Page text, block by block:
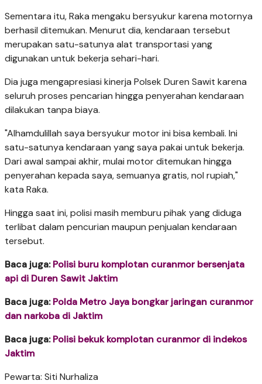
Sementara itu, Raka mengaku bersyukur karena motornya
berhasil ditemukan. Menurut dia, kendaraan tersebut
merupakan satu-satunya alat transportasi yang
digunakan untuk bekerja sehari-hari.
Dia juga mengapresiasi kinerja Polsek Duren Sawit karena
seluruh proses pencarian hingga penyerahan kendaraan
dilakukan tanpa biaya.
"Alhamdulillah saya bersyukur motor ini bisa kembali. Ini
satu-satunya kendaraan yang saya pakai untuk bekerja.
Dari awal sampai akhir, mulai motor ditemukan hingga
penyerahan kepada saya, semuanya gratis, nol rupiah,"
kata Raka.
Hingga saat ini, polisi masih memburu pihak yang diduga
terlibat dalam pencurian maupun penjualan kendaraan
tersebut.
Baca juga:Polisi buru komplotan curanmor bersenjata
api di Duren Sawit Jaktim
Baca juga:Polda Metro Jaya bongkar jaringan curanmor
dan narkoba di Jaktim
Baca juga:Polisi bekuk komplotan curanmor di indekos
Jaktim
Pewarta: Siti Nurhaliza